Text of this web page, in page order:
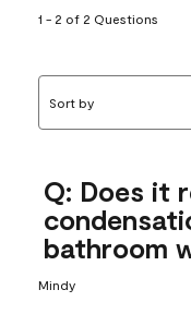
1 - 2 of 2 Questions
Sort by
Q: Does it
bathroom
Mindy